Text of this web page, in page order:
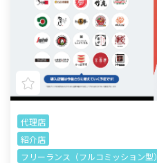
代理店
紹介店
フリーランス（フルコミッション型）